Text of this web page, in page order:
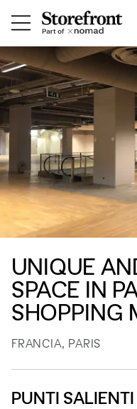
UNIQUE
SPACE IN
SHOPPING
FRANCIA, PARIS
PUNTI SALIENTI